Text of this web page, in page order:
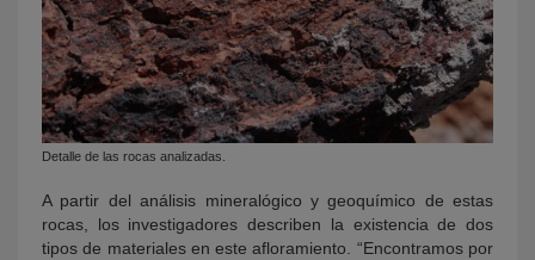
Detalle de las rocas analizadas.
A partir del análisis mineralógico y geoquímico de estas
rocas, los investigadores describen la existencia de dos
tipos de materiales en este afloramiento. “Encontramos por